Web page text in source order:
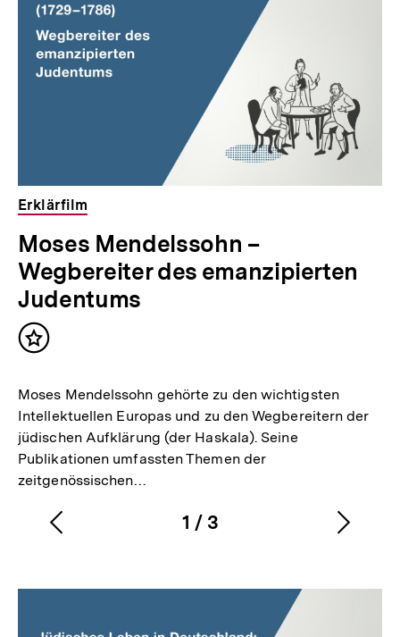
Erklärfilm
Moses Mendelssohn –
Wegbereiter des emanzipierten
Judentums
Inhalt
Moses Mendelssohn gehörte zu den wichtigsten
Intellektuellen Europas und zu den Wegbereitern der
jüdischen Aufklärung (der Haskala). Seine
Publikationen umfassten Themen der
zeitgenössischen…
Karussellinhalt
1
von
/ 3
Vorherigen
anzeigen